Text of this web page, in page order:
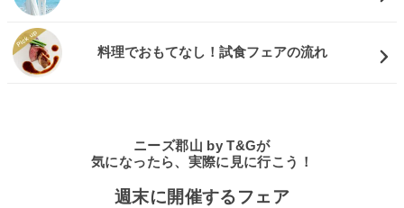
料理でおもてなし！試食フェアの流れ
ニーズ郡山 by T&Gが
気になったら、実際に見に行こう！
週末に開催するフェア